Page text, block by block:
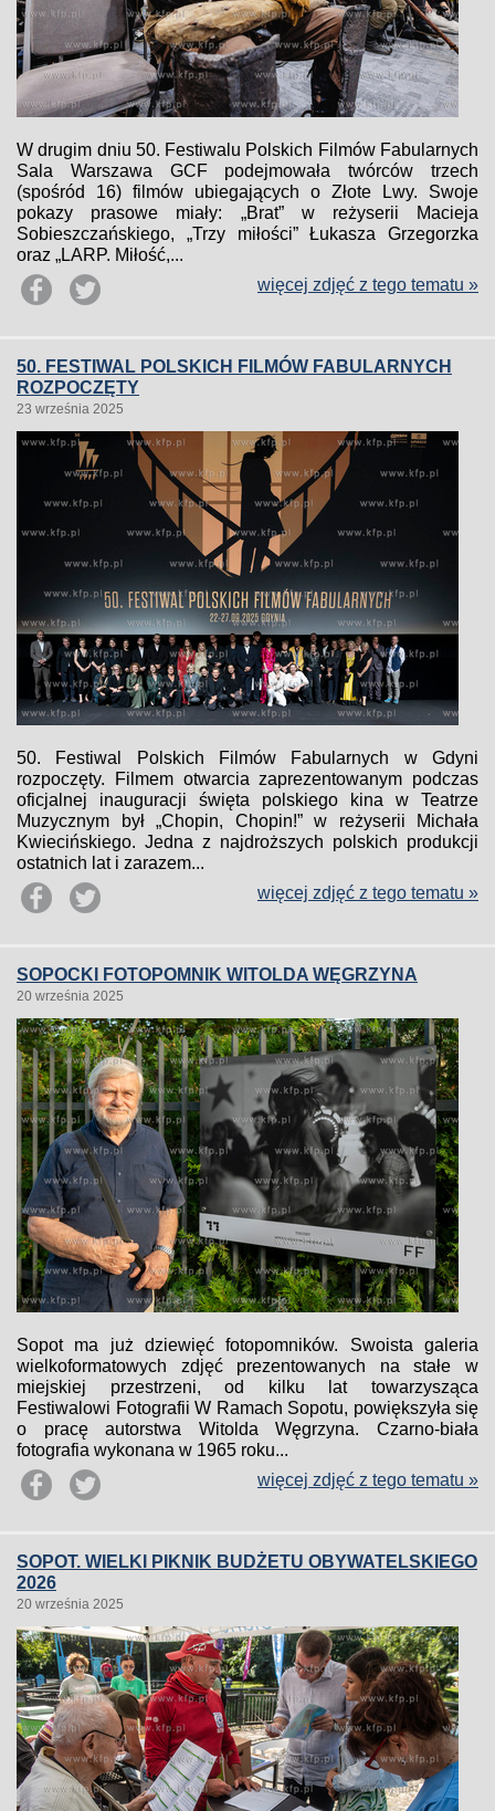
W drugim dniu 50. Festiwalu Polskich Filmów Fabularnych
Sala Warszawa GCF podejmowała twórców trzech
(spośród 16) filmów ubiegających o Złote Lwy. Swoje
pokazy prasowe miały: „Brat” w reżyserii Macieja
Sobieszczańskiego, „Trzy miłości” Łukasza Grzegorzka
oraz „LARP. Miłość,...
więcej zdjęć z tego tematu »
50. FESTIWAL POLSKICH FILMÓW FABULARNYCH
ROZPOCZĘTY
23 września 2025
50. Festiwal Polskich Filmów Fabularnych w Gdyni
rozpoczęty. Filmem otwarcia zaprezentowanym podczas
oficjalnej inauguracji święta polskiego kina w Teatrze
Muzycznym był „Chopin, Chopin!” w reżyserii Michała
Kwiecińskiego. Jedna z najdroższych polskich produkcji
ostatnich lat i zarazem...
więcej zdjęć z tego tematu »
SOPOCKI FOTOPOMNIK WITOLDA WĘGRZYNA
20 września 2025
Sopot ma już dziewięć fotopomników. Swoista galeria
wielkoformatowych zdjęć prezentowanych na stałe w
miejskiej przestrzeni, od kilku lat towarzysząca
Festiwalowi Fotografii W Ramach Sopotu, powiększyła się
o pracę autorstwa Witolda Węgrzyna. Czarno-biała
fotografia wykonana w 1965 roku...
więcej zdjęć z tego tematu »
SOPOT. WIELKI PIKNIK BUDŻETU OBYWATELSKIEGO
2026
20 września 2025